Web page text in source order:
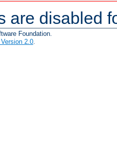
are disabled
Foundation.
2.0